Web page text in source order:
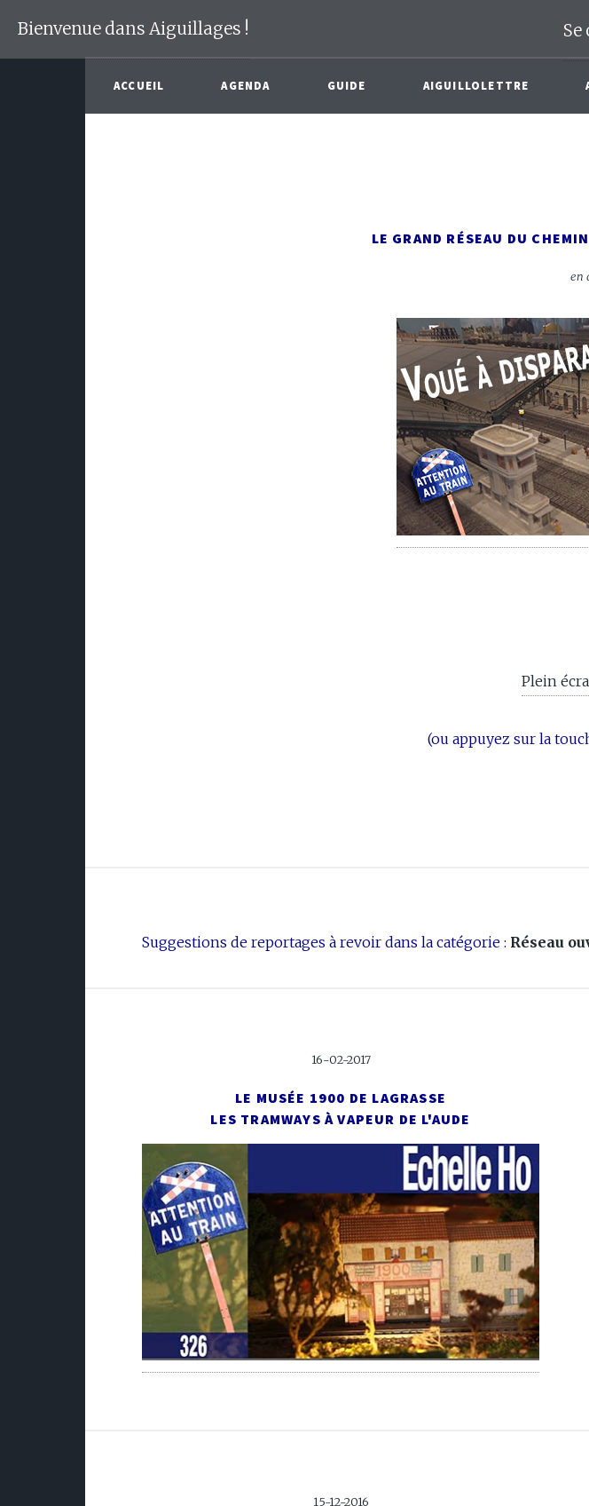
Bienvenue dans Aiguillages !
ACCUEIL AGENDA GUIDE AIGUILLOLETTRE
LE GRAND RÉSEAU DU
en
Plein
(ou appuyez sur la
Suggestions de reportages à revoir dans la catégorie : Réseau
16-02-2017
LE MUSÉE 1900 DE LAGRASSE
LES TRAMWAYS À VAPEUR DE L'AUDE
15-12-2016